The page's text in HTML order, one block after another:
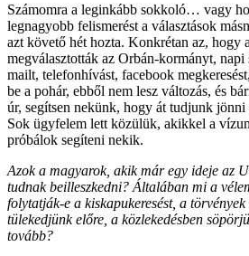
Számomra a leginkább sokkoló… vagy
legnagyobb felismerést a választások
azt követő hét hozta. Konkrétan az, hogy
megválasztották az Orbán-kormányt,
mailt, telefonhívást, facebook
be a pohár, ebből nem lesz változás, és
úr, segítsen nekünk, hogy át tudjunk
Sok ügyfelem lett közülük, akikkel a
próbálok segíteni nekik.
Azok a magyarok, akik már egy ideje az
tudnak beilleszkedni? Általában mi a
folytatják-e a kiskapukeresést, a
tülekedjünk előre, a közlekedésben
tovább?